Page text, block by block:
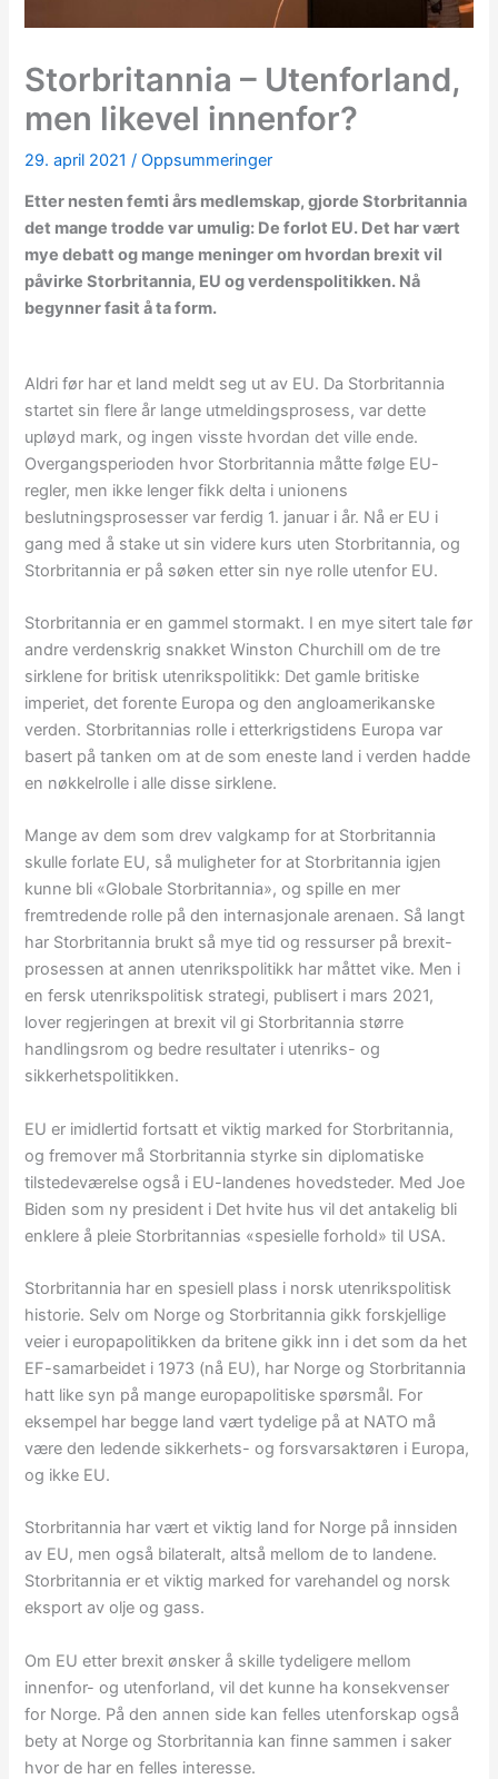
Storbritannia – Utenforland,
men likevel innenfor?
29. april 2021/Oppsummeringer
Etter nesten femti års medlemskap, gjorde Storbritannia
det mange trodde var umulig: De forlot EU. Det har vært
mye debatt og mange meninger om hvordan brexit vil
påvirke Storbritannia, EU og verdenspolitikken. Nå
begynner fasit å ta form.
Aldri før har et land meldt seg ut av EU. Da Storbritannia
startet sin flere år lange utmeldingsprosess, var dette
upløyd mark, og ingen visste hvordan det ville ende.
Overgangsperioden hvor Storbritannia måtte følge EU-
regler, men ikke lenger fikk delta i unionens
beslutningsprosesser var ferdig 1. januar i år. Nå er EU i
gang med å stake ut sin videre kurs uten Storbritannia, og
Storbritannia er på søken etter sin nye rolle utenfor EU.
Storbritannia er en gammel stormakt. I en mye sitert tale før
andre verdenskrig snakket Winston Churchill om de tre
sirklene for britisk utenrikspolitikk: Det gamle britiske
imperiet, det forente Europa og den angloamerikanske
verden. Storbritannias rolle i etterkrigstidens Europa var
basert på tanken om at de som eneste land i verden hadde
en nøkkelrolle i alle disse sirklene.
Mange av dem som drev valgkamp for at Storbritannia
skulle forlate EU, så muligheter for at Storbritannia igjen
kunne bli «Globale Storbritannia», og spille en mer
fremtredende rolle på den internasjonale arenaen. Så langt
har Storbritannia brukt så mye tid og ressurser på brexit-
prosessen at annen utenrikspolitikk har måttet vike. Men i
en fersk utenrikspolitisk strategi, publisert i mars 2021,
lover regjeringen at brexit vil gi Storbritannia større
handlingsrom og bedre resultater i utenriks- og
sikkerhetspolitikken.
EU er imidlertid fortsatt et viktig marked for Storbritannia,
og fremover må Storbritannia styrke sin diplomatiske
tilstedeværelse også i EU-landenes hovedsteder. Med Joe
Biden som ny president i Det hvite hus vil det antakelig bli
enklere å pleie Storbritannias «spesielle forhold» til USA.
Storbritannia har en spesiell plass i norsk utenrikspolitisk
historie. Selv om Norge og Storbritannia gikk forskjellige
veier i europapolitikken da britene gikk inn i det som da het
EF-samarbeidet i 1973 (nå EU), har Norge og Storbritannia
hatt like syn på mange europapolitiske spørsmål. For
eksempel har begge land vært tydelige på at NATO må
være den ledende sikkerhets- og forsvarsaktøren i Europa,
og ikke EU.
Storbritannia har vært et viktig land for Norge på innsiden
av EU, men også bilateralt, altså mellom de to landene.
Storbritannia er et viktig marked for varehandel og norsk
eksport av olje og gass.
Om EU etter brexit ønsker å skille tydeligere mellom
innenfor- og utenforland, vil det kunne ha konsekvenser
for Norge. På den annen side kan felles utenforskap også
bety at Norge og Storbritannia kan finne sammen i saker
hvor de har en felles interesse.